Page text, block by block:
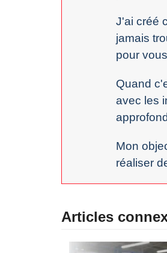
J'ai créé
jamais
pour
Quand
avec les
Mon
réaliser
Articles